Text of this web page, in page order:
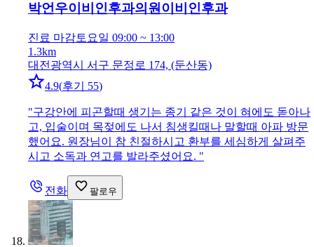
박언우이비인후과의원이비인후과
진료 마감토요일 09:00 ~ 13:00
1.3km
대전광역시 서구 문정로 174, (둔산동)
4.9(후기 55)
"구강안에 피곤할때 생기는 종기 같은 것이 혀에도 돋아나
고, 입술이며 목젖에도 나서 침생킬때나 말할때 아파 방문
했어요. 원장님이 참 친절하시고 환부를 세심하게 살펴주
시고 소독과 연고를 발라주셨어요. "
전화 팔로우